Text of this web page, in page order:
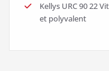
Kellys URC 90 22
et polyvalent